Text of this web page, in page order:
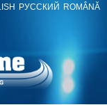
РУССКИЙ ROMÂNĂ